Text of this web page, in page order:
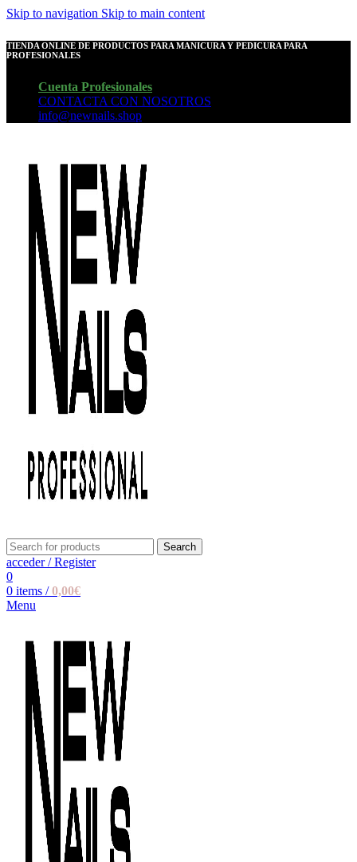
Skip to navigation Skip to main content
TIENDA ONLINE DE PRODUCTOS PARA MANICURA Y PEDICURA PARA
PROFESIONALES
Cuenta Profesionales
CONTACTA CON NOSOTROS
info@newnails.shop
Search
acceder / Register
0
0 items / 0,00€
Menu